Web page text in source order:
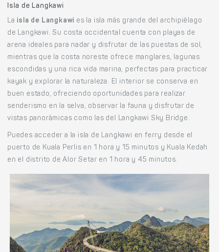
Isla de Langkawi
La isla de Langkawi es la isla más grande del archipiélago
de Langkawi. Su costa occidental cuenta con playas de
arena ideales para nadar y disfrutar de las puestas de sol,
mientras que la costa noreste ofrece manglares, lagunas
escondidas y una rica vida marina, perfectas para practicar
kayak y explorar la naturaleza. El interior se conserva en
buen estado, ofreciendo oportunidades para realizar
senderismo en la selva, observar la fauna y disfrutar de
vistas panorámicas como las del Langkawi Sky Bridge.
Puedes acceder a la isla de Langkawi en ferry desde el
puerto de Kuala Perlis en 1 hora y 15 minutos y Kuala Kedah
en el distrito de Alor Setar en 1 hora y 45 minutos.